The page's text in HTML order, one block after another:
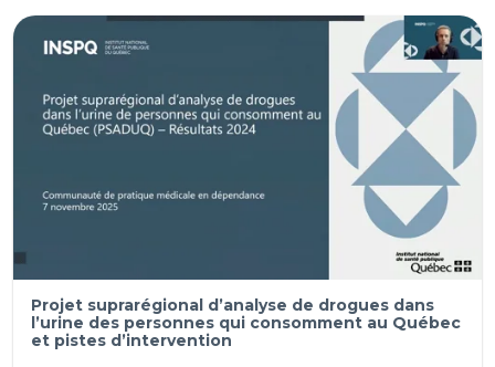
Projet suprarégional d’analyse de drogues dans
l’urine des personnes qui consomment au Québec
et pistes d’intervention